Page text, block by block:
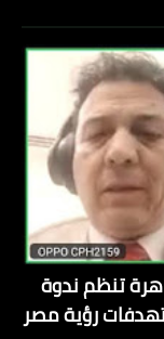
تنظم ندوة
رؤية مصر